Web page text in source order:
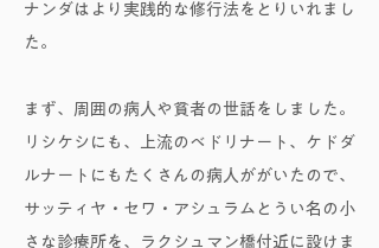
ナンダはより実践的な修行法をとりいれまし
た。
まず、周囲の病人や貧者の世話をしました。
リシケシにも、上流のベドリナート、ケドダ
ルナートにもたくさんの病人ががいたので、
サッティヤ・セワ・アシュラムとうい名の小
さな診療所を、ラクシュマン橋付近に設けま